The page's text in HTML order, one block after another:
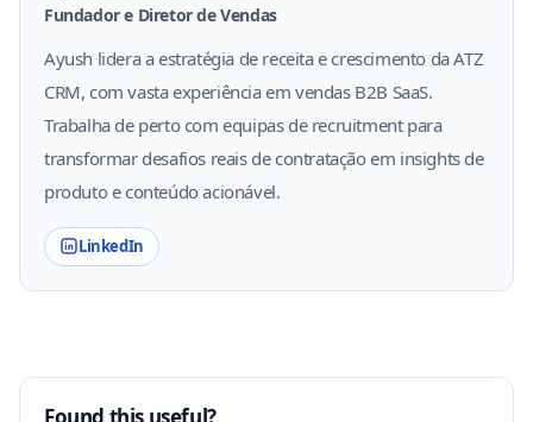
Fundador e Diretor de Vendas
Ayush lidera a estratégia de receita e crescimento da ATZ
CRM, com vasta experiência em vendas B2B SaaS.
Trabalha de perto com equipas de recruitment para
transformar desafios reais de contratação em insights de
produto e conteúdo acionável.
LinkedIn
Found this useful?